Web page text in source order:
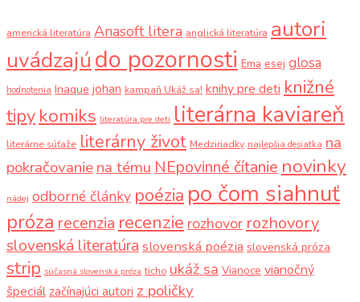
americká literatúra Anasoft litera anglická literatúra autori
uvádzajúdo pozornosti Ema esej glosa
hodnotenia Inaque johan kampaň Ukáž sa! knihy pre deti knižné
tipy komiks literatúra pre deti literárna kaviareň
literárne súťaže literárny život Medziriadky najlepšia desiatka na
pokračovaniena tému NEpovinné čítanie novinky
nádej odborné články poézia po čom siahnuť
próza recenzia recenzie rozhovor rozhovory
slovenská literatúra slovenská poézia slovenská próza
strip súčasná slovenská próza ticho ukáž sa Vianoce vianočný
špeciál začínajúci autori z poličky